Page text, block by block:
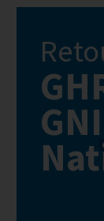
GNI